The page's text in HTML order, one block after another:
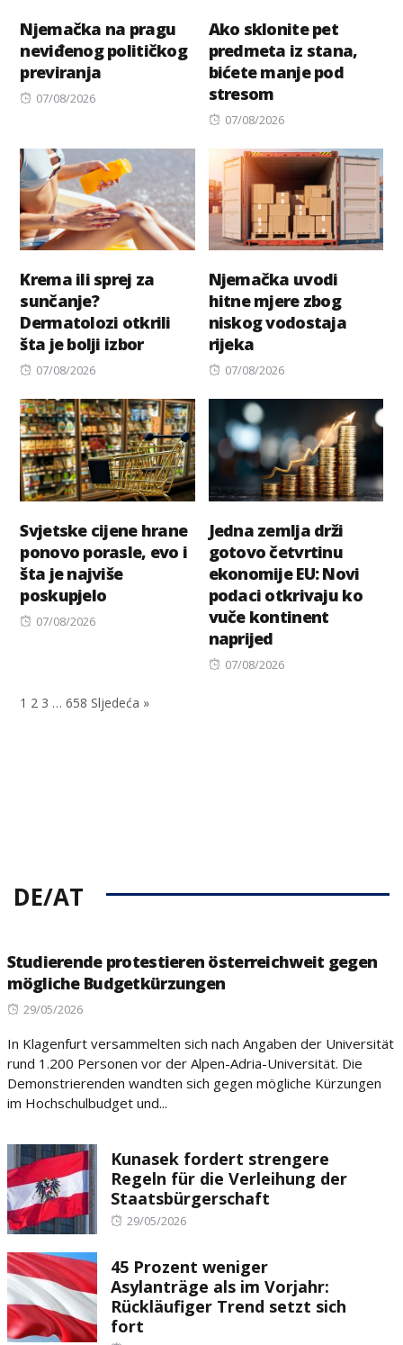
Njemačka na pragu
neviđenog političkog
previranja
Posted
07/08/2026
Ako sklonite pet
predmeta iz stana,
bićete manje pod
stresom
Posted
07/08/2026
Krema ili sprej za
sunčanje?
Dermatolozi otkrili
šta je bolji izbor
Posted
07/08/2026
Njemačka uvodi
hitne mjere zbog
niskog vodostaja
rijeka
Posted
07/08/2026
Svjetske cijene hrane
ponovo porasle, evo i
šta je najviše
poskupjelo
Posted
07/08/2026
Jedna zemlja drži
gotovo četvrtinu
ekonomije EU: Novi
podaci otkrivaju ko
vuče kontinent
naprijed
Posted
07/08/2026
1 2 3 … 658 Sljedeća »
DE/AT
Studierende protestieren österreichweit gegen
mögliche Budgetkürzungen
Posted
29/05/2026
In Klagenfurt versammelten sich nach Angaben der Universität
rund 1.200 Personen vor der Alpen-Adria-Universität. Die
Demonstrierenden wandten sich gegen mögliche Kürzungen
im Hochschulbudget und...
Kunasek fordert strengere
Regeln für die Verleihung der
Staatsbürgerschaft
Posted
29/05/2026
45 Prozent weniger
Asylanträge als im Vorjahr:
Rückläufiger Trend setzt sich
fort